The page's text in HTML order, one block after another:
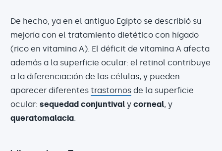
De hecho, ya en el antiguo Egipto se describió su
mejoría con el tratamiento dietético con hígado
(rico en vitamina A). El déficit de vitamina A afecta
además a la superficie ocular: el retinol contribuye
a la diferenciación de las células, y pueden
aparecer diferentes trastornos de la superficie
ocular: sequedad conjuntival y corneal, y
queratomalacia